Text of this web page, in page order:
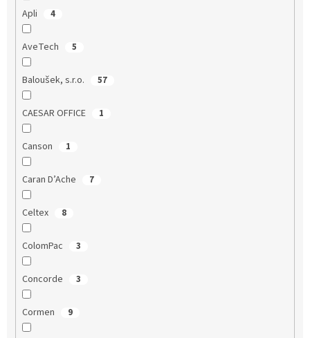
Apli 4
AveTech 5
Baloušek, s.r.o. 57
CAESAR OFFICE 1
Canson 1
Caran D’Ache 7
Celtex 8
ColomPac 3
Concorde 3
Cormen 9